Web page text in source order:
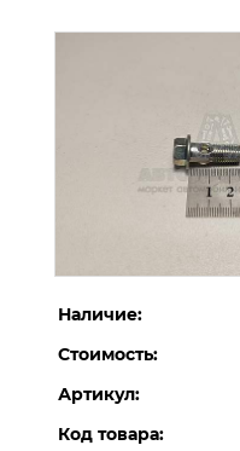
Наличие:
Стоимость:
Артикул:
Код товара: